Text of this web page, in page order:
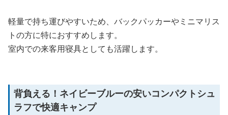
軽量で持ち運びやすいため、バックパッカーやミニマリス
トの方に特におすすめします。
室内での来客用寝具としても活躍します。
背負える！ネイビーブルーの安いコンパクトシュ
ラフで快適キャンプ